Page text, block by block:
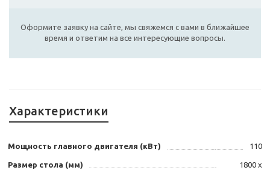
Оформите заявку на сайте, мы свяжемся с вами в ближайшее
время и ответим на все интересующие вопросы.
Характеристики
Мощность главного двигателя (кВт) 110
Размер стола (мм)
1800 х